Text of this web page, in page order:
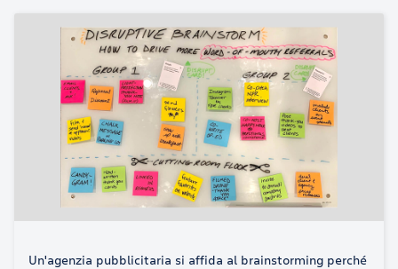
Un'agenzia pubblicitaria si affida al brainstorming perché